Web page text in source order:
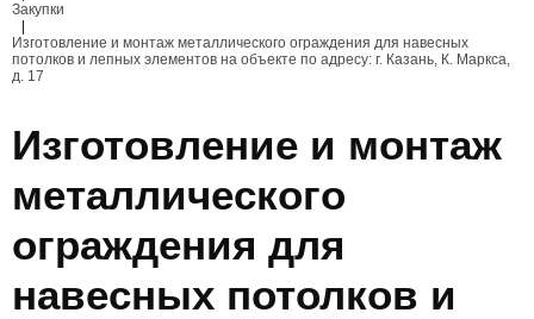
Закупки
Изготовление и монтаж металлического ограждения для навесных
потолков и лепных элементов на объекте по адресу: г. Казань, К. Маркса,
д. 17
Изготовление и монтаж
металлического
ограждения для
навесных потолков и